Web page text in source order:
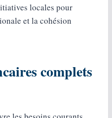
locales pour
et la cohésion
complets